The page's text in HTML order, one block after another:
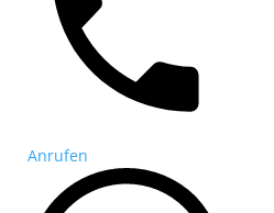
Anrufen